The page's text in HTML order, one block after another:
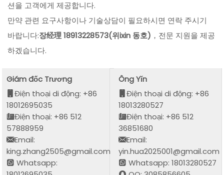
션을 고객에게 제공합니다.
만약 관련 요구사항이나 기술상담이 필요하시면 연락 주시기
바랍니다:장经理 18913228573(위ixin 동호) ，전문 지원을 제공
하겠습니다.
Giám đốc Trương
Điện thoại di động: +86
18012695035
Điện thoại: +86 512
57888959
Email:
king.zhang2505@gmail.com
Whatsapp:
Ông Yǐn
Điện thoại di động: +86
18013280527
Điện thoại: +86 512
36851680
Email:
yin.hua2025001@gmail.com
Whatsapp: 18013280527